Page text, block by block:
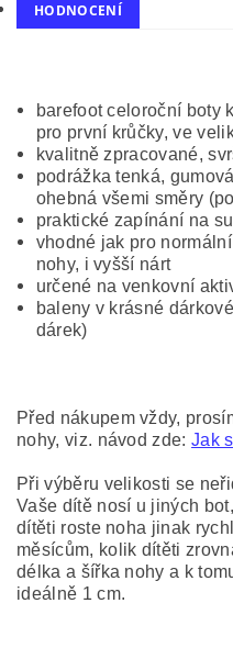
HODNOCENÍ
barefoot celoroční boty
pro první krůčky, ve
kvalitně zpracované,
podrážka tenká,
ohebná všemi směry
praktické zapínání na
vhodné jak pro
nohy, i vyšší nárt
určené na venkovní
baleny v krásné
dárek)
Před nákupem vždy,
nohy, viz. návod zde:Jak
Při výběru velikosti se
Vaše dítě nosí u jiných
dítěti roste noha jinak
měsícům, kolik dítěti
délka a šířka nohy a k
ideálně 1 cm.